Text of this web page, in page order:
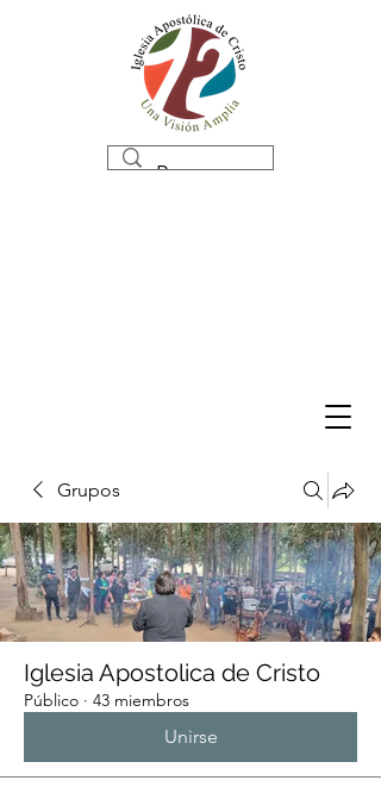
Grupos
Iglesia Apostolica de Cristo
Público · 43 miembros
Unirse